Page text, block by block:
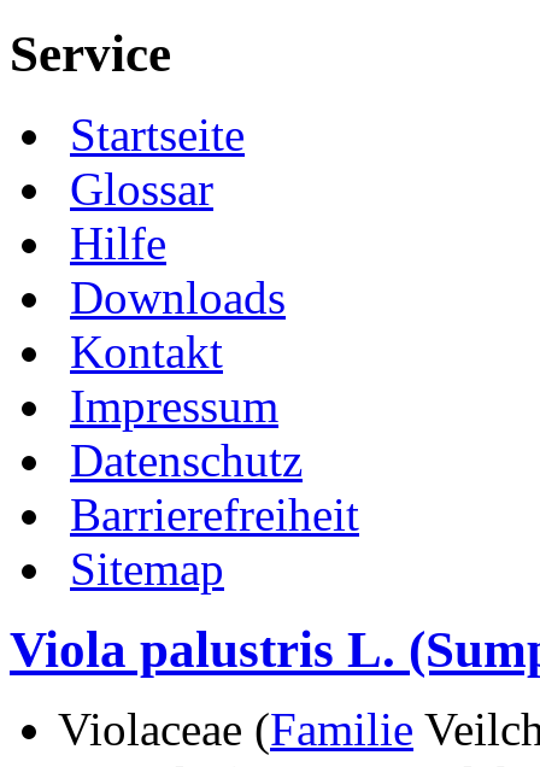
Service
Startseite
Glossar
Hilfe
Downloads
Kontakt
Impressum
Datenschutz
Barrierefreiheit
Sitemap
Viola palustris L.
Violaceae (Familie